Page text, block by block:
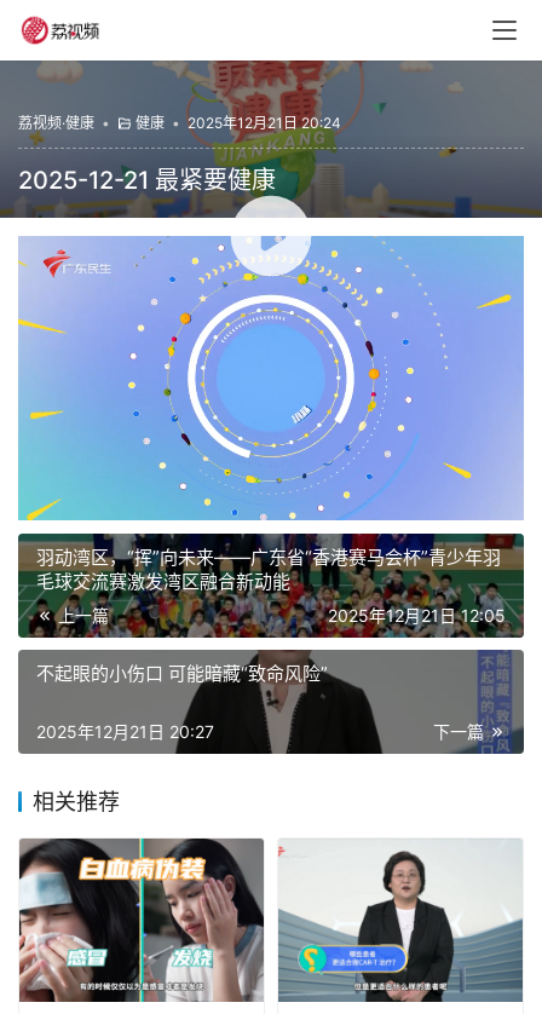
荔视频·健康 • 健康 • 2025年12月21日 20:24
2025-12-21 最紧要健康
00:00 / 19:15
最紧要健康
羽动湾区，“挥”向未来——广东省“香港赛马会杯”青少年羽
毛球交流赛激发湾区融合新动能
上一篇 2025年12月21日 12:05
不起眼的小伤口 可能暗藏“致命风险”
下一篇
2025年12月21日 20:27
相关推荐